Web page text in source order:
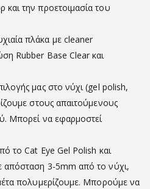
την προετοιμασία του
πλάκα με cleaner
Rubber Base Clear και
μας στο νύχι (gel polish,
στους απαιτούμενους
Μπορεί να εφαρμοστεί
το Cat Eye Gel Polish και
απόσταση 3-5mm από το νύχι,
πολυμερίζουμε. Μπορούμε να